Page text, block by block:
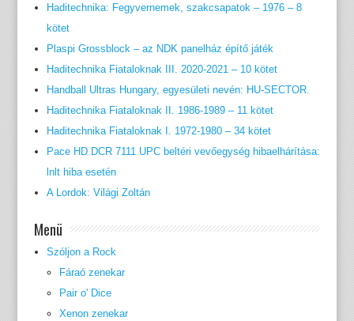
Haditechnika: Fegyvernemek, szakcsapatok – 1976 – 8
kötet
Plaspi Grossblock – az NDK panelház építő játék
Haditechnika Fiataloknak III. 2020-2021 – 10 kötet
Handball Ultras Hungary, egyesületi nevén: HU-SECTOR.
Haditechnika Fiataloknak II. 1986-1989 – 11 kötet
Haditechnika Fiataloknak I. 1972-1980 – 34 kötet
Pace HD DCR 7111 UPC beltéri vevőegység hibaelhárítása:
lnlt hiba esetén
A Lordok: Világi Zoltán
Menü
Szóljon a Rock
Fáraó zenekar
Pair o' Dice
Xenon zenekar